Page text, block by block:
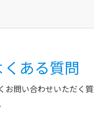
くある質問
お問い合わせいただく